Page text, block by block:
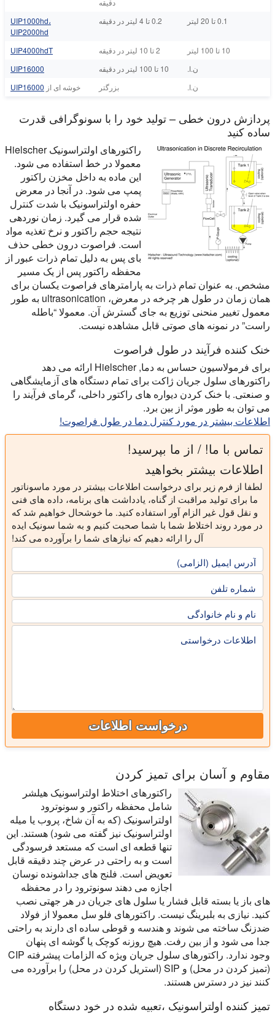
دقیقه
0.1 تا 20 لیتر
0.2 تا 4 لیتر در دقیقه
UIP1000hd،
UIP2000hd
10 تا 100 لیتر
2 تا 10 لیتر در دقیقه
UIP4000hdT
ن.ا.
10 تا 100 لیتر در دقیقه
UIP16000
ن.ا.
بزرگتر خوشه ای از UIP16000
پردازش درون خطی – تولید خود را با سونوگرافی قدرت
ساده کنید
راکتورهای اولتراسونیک Hielscher
معمولا در خط استفاده می شود.
این ماده به داخل مخزن راکتور
پمپ می شود. در آنجا در معرض
حفره اولتراسونیک با شدت کنترل
شده قرار می گیرد. زمان نوردهی
نتیجه حجم راکتور و نرخ تغذیه مواد
است. فراصوت درون خطی حذف
بای پس به دلیل تمام ذرات عبور از
محفظه راکتور پس از یک مسیر
مشخص. به عنوان تمام ذرات به پارامترهای فراصوت یکسان برای
همان زمان در طول هر چرخه در معرض، ultrasonication به طور
معمول تغییر منحنی توزیع به جای گسترش آن. معمولا “باطله
راست” در نمونه های صوتی قابل مشاهده نیست.
خنک کننده فرآیند در طول فراصوت
برای فرمولاسیون حساس به دما, Hielscher ارائه می دهد
راکتورهای سلول جریان ژاکت برای تمام دستگاه های آزمایشگاهی
و صنعتی. با خنک کردن دیواره های راکتور داخلی، گرمای فرآیند را
می توان به طور موثر از بین برد.
اطلاعات بیشتر در مورد کنترل دما در طول فراصوت!
تماس با ما! / از ما بپرسید!
اطلاعات بیشتر بخواهید
لطفا از فرم زیر برای درخواست اطلاعات بیشتر در مورد ماسوناتور
ما برای تولید مراقبت از گناه، یادداشت های برنامه، داده های فنی
و نقل قول غیر الزام آور استفاده کنید. ما خوشحال خواهیم شد که
در مورد روند اختلاط شما با شما صحبت کنیم و به شما سونیک ایده
آل را ارائه دهیم که نیازهای شما را برآورده می کند!
آدرس ایمیل (الزامی)
شماره تلفن
نام و نام خانوادگی
اطلاعات درخواستی
درخواست اطلاعات
مقاوم و آسان برای تمیز کردن
راکتورهای اختلاط اولتراسونیک هیلشر
شامل محفظه راکتور و سونوترود
اولتراسونیک (که به آن شاخ، پروب یا میله
اولتراسونیک نیز گفته می شود) هستند. این
تنها قطعه ای است که مستعد فرسودگی
است و به راحتی در عرض چند دقیقه قابل
تعویض است. فلنج های جداشونده نوسان
اجازه می دهند سونوترود را در محفظه
های باز یا بسته قابل فشار یا سلول های جریان در هر جهتی نصب
کنید. نیازی به بلبرینگ نیست. راکتورهای فلو سل معمولا از فولاد
ضدزنگ ساخته می شوند و هندسه و قوطی ساده ای دارند به راحتی
جدا می شود و از بین رفت. هیچ روزنه کوچک یا گوشه ای پنهان
وجود ندارد. راکتورهای سلول جریان ویژه که الزامات پیشرفته CIP
(تمیز کردن در محل) و SIP (استریل کردن در محل) را برآورده می
کنند نیز در دسترس هستند.
تمیز کننده اولتراسونیک ،تعبیه شده در خود دستگاه